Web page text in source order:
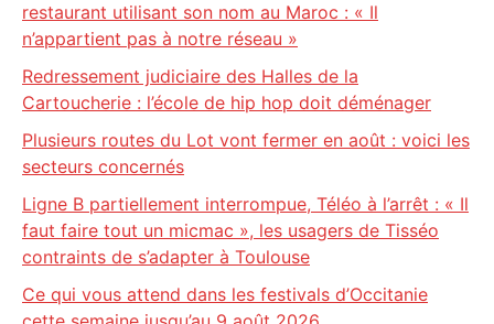
restaurant utilisant son nom au Maroc : « Il
n’appartient pas à notre réseau »
Redressement judiciaire des Halles de la
Cartoucherie : l’école de hip hop doit déménager
Plusieurs routes du Lot vont fermer en août : voici les
secteurs concernés
Ligne B partiellement interrompue, Téléo à l’arrêt : « Il
faut faire tout un micmac », les usagers de Tisséo
contraints de s’adapter à Toulouse
Ce qui vous attend dans les festivals d’Occitanie